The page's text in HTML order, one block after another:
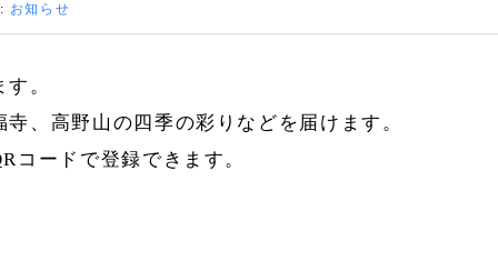
お知らせ
。
、高野山の四季の彩りなどを届けます。
コードで登録できます。